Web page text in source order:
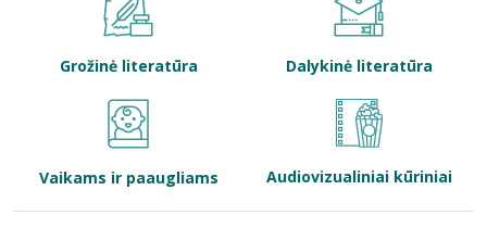
Bibliotekoms
Grožinė literatūra Dalykinė literatūra
Vaikams ir paaugliams Audiovizualiniai kūriniai